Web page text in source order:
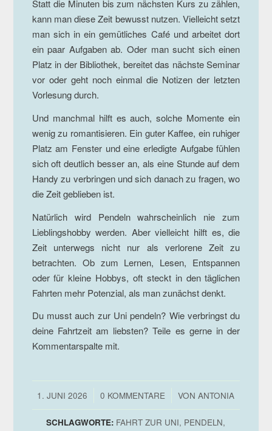
Statt die Minuten bis zum nächsten Kurs zu zählen,
kann man diese Zeit bewusst nutzen. Vielleicht setzt
man sich in ein gemütliches Café und arbeitet dort
ein paar Aufgaben ab. Oder man sucht sich einen
Platz in der Bibliothek, bereitet das nächste Seminar
vor oder geht noch einmal die Notizen der letzten
Vorlesung durch.
Und manchmal hilft es auch, solche Momente ein
wenig zu romantisieren. Ein guter Kaffee, ein ruhiger
Platz am Fenster und eine erledigte Aufgabe fühlen
sich oft deutlich besser an, als eine Stunde auf dem
Handy zu verbringen und sich danach zu fragen, wo
die Zeit geblieben ist.
Natürlich wird Pendeln wahrscheinlich nie zum
Lieblingshobby werden. Aber vielleicht hilft es, die
Zeit unterwegs nicht nur als verlorene Zeit zu
betrachten. Ob zum Lernen, Lesen, Entspannen
oder für kleine Hobbys, oft steckt in den täglichen
Fahrten mehr Potenzial, als man zunächst denkt.
Du musst auch zur Uni pendeln? Wie verbringst du
deine Fahrtzeit am liebsten? Teile es gerne in der
Kommentarspalte mit.
1. JUNI 2026
/ 0 KOMMENTARE
/ VONANTONIA
SCHLAGWORTE: FAHRT ZUR UNI, PENDELN,